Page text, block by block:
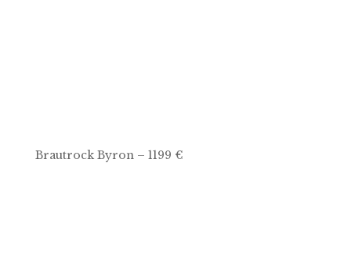
Brautrock Byron – 1199 €